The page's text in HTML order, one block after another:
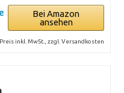
Bei Amazon
ansehen
Preis inkl. MwSt., zzgl. Versandkosten